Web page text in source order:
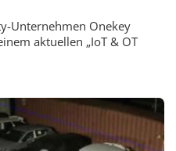
Unternehmen Onekey
aktuellen „IoT & OT